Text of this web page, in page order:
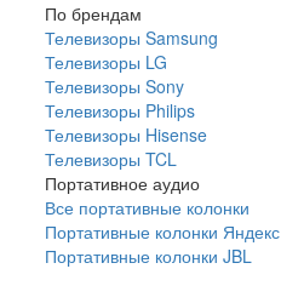
По брендам
Телевизоры Samsung
Телевизоры LG
Телевизоры Sony
Телевизоры Philips
Телевизоры Hisense
Телевизоры TCL
Портативное аудио
Все портативные колонки
Портативные колонки Яндекс
Портативные колонки JBL